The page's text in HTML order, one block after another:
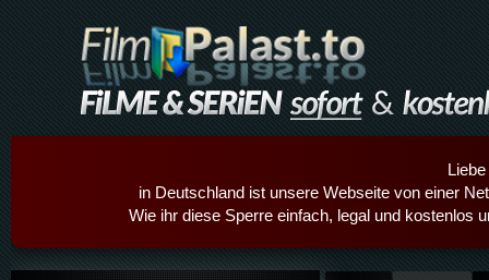
in Deutschland ist unsere Webseite von einer
Wie ihr diese Sperre einfach, legal und kostenlos